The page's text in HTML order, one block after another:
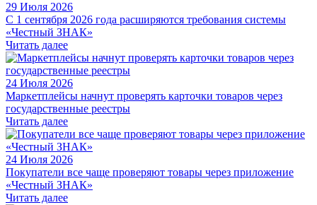
29 Июля 2026
С 1 сентября 2026 года расширяются требования системы
«Честный ЗНАК»
Читать далее
24 Июля 2026
Маркетплейсы начнут проверять карточки товаров через
государственные реестры
Читать далее
24 Июля 2026
Покупатели все чаще проверяют товары через приложение
«Честный ЗНАК»
Читать далее